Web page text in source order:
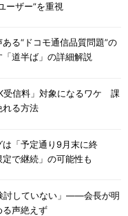
ーザー”を重視
る“ドコモ通信品質問題”の
道半ば」の詳細解説
信料」対象になるワケ 課
れる方法
「予定通り9月末に終
で継続」の可能性も
討していない」――会長が明
声絶えず